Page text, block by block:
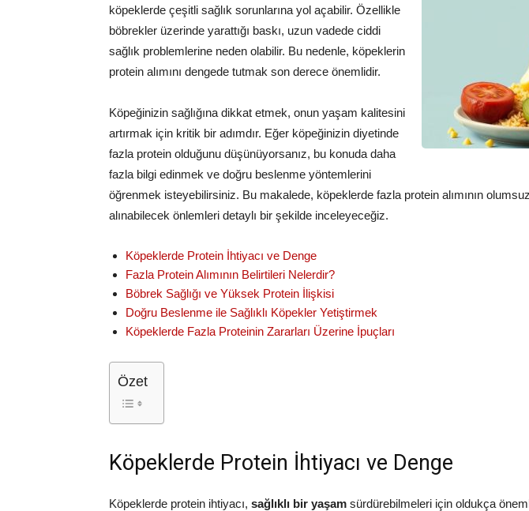
köpeklerde çeşitli sağlık sorunlarına yol açabilir. Özellikle
böbrekler üzerinde yarattığı baskı, uzun vadede ciddi
sağlık problemlerine neden olabilir. Bu nedenle, köpeklerin
protein alımını dengede tutmak son derece önemlidir.
Köpeğinizin sağlığına dikkat etmek, onun yaşam kalitesini
artırmak için kritik bir adımdır. Eğer köpeğinizin diyetinde
fazla protein olduğunu düşünüyorsanız, bu konuda daha
fazla bilgi edinmek ve doğru beslenme yöntemlerini
öğrenmek isteyebilirsiniz. Bu makalede, köpeklerde fazla protein alımının
alınabilecek önlemleri detaylı bir şekilde inceleyeceğiz.
Köpeklerde Protein İhtiyacı ve Denge
Fazla Protein Alımının Belirtileri Nelerdir?
Böbrek Sağlığı ve Yüksek Protein İlişkisi
Doğru Beslenme ile Sağlıklı Köpekler Yetiştirmek
Köpeklerde Fazla Proteinin Zararları Üzerine İpuçları
Özet
Köpeklerde Protein İhtiyacı ve Denge
Köpeklerde protein ihtiyacı, sağlıklı bir yaşam sürdürebilmeleri için oldukça